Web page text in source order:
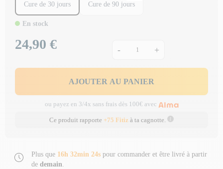
Cure de 30 jours Cure de 90 jours
En stock
Prix
24,90 € - +
AJOUTER AU PANIER
ou payez en 3/4x sans frais dès 100€ avec
Ce produit rapporte +75 Fitiz à ta cagnotte.
Plus que 16h 32min 24s pour commander et être livré à partir
de demain.